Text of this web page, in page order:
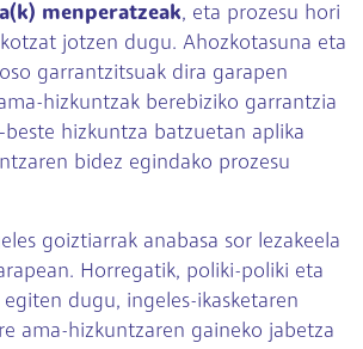
menperatzeak, eta prozesu hori
jotzen dugu. Ahozkotasuna eta
garrantzitsuak dira garapen
hizkuntzak berebiziko garrantzia
hizkuntza batzuetan aplika
bidez egindako prozesu
goiztiarrak anabasa sor lezakeela
Horregatik, poliki-poliki eta
dugu, ingeles-ikasketaren
ama-hizkuntzaren gaineko jabetza